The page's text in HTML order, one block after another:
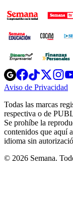
Opens
in
new
Opens
in
new
Opens
in
new
Aviso de Privacidad
Todas las marcas
respectiva o de
Se prohíbe la
contenidos que aquí
idioma sin
© 2026 Semana.